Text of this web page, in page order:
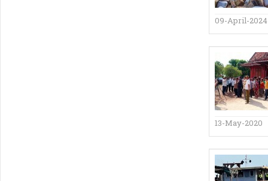
09-April-2024
13-May-2020